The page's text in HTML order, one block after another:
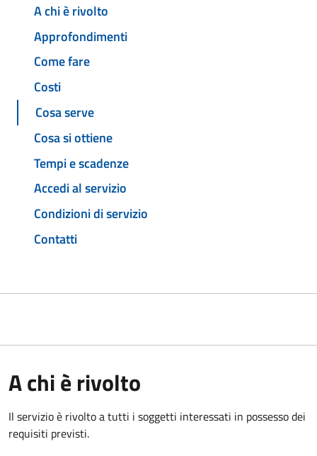
A chi è rivolto
Approfondimenti
Come fare
Costi
Cosa serve
Cosa si ottiene
Tempi e scadenze
Accedi al servizio
Condizioni di servizio
Contatti
A chi è rivolto
Il servizio è rivolto a tutti i soggetti interessati in possesso dei
requisiti previsti.